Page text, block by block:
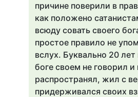
причине поверили в
как положено
всюду совать своего
простое правило не
вслух. Буквально 20
боге своем не говорил и
распространял, жил с
придерживался своих